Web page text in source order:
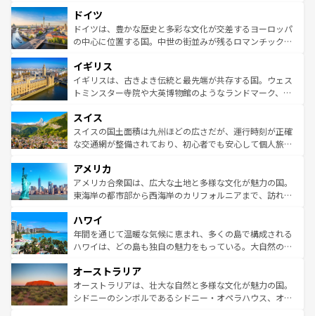
せる。地方によって風土や気候が異なるスペインはその個
性で訪れる人を魅了する。 なお、新着のスペイン情報は コ
ンテンツ一覧を参照してほしい。
で、幅広い魅力が詰まっている。華麗な宮殿、歴史的な大
聖堂、美しいビーチ、そして豊かな自然が、訪れる者を心
から魅了する。また、フランスは美食の国としても知ら
いる。シャンパンの発祥地であるランス、プロヴァンスの
香り高いラベンダー畑など、多彩な楽しみ方が可能だ。さ
らに、パリ以外の地域にも魅力が溢れており、どの街角に
れる地方に足を運ぶとそれぞれで全く異なる文化を体験で
きるだろう。 なお、新着のフランス情報はコンテンツ一覧
を参照してほしい。
ドイツ
ドイツは、豊かな歴史と多彩な文化が交差するヨーロッパ
の中心に位置する国。中世の街並みが残るロマンチック街
顔を持つこの国は、どこを歩いても飽きることがない。ベ
ルリンの文化的活気、バイエルン州のアルプスの絶景、そ
してライン川沿いのワイン畑といった風景は必見。ビール
は、お酒好きな人にはぜひ体験してほしい。 なお、新着の
ドイツ情報はコンテンツ一覧を参照してほしい。
イギリス
イギリスは、古きよき伝統と最先端が共存する国。ウェス
トミンスター寺院や大英博物館のようなランドマーク、歴
リアごとに異なる魅力がある。また、優雅なアフタヌーン
ティー、ビール好きにはたまらない英国パブ、サッカー観
戦など、本場だからこそできる体験も豊富。イギリスを旅
ンツ一覧を参照してほしい。
スイス
スイスの国土面積は九州ほどの広さだが、運行時刻が正確
な交通網が整備されており、初心者でも安心して個人旅行
の建物がそのまま残る町や、スイスならではのユニークな
博物館もあり、アルプス観光だけでなく町歩きも満喫する
ことができる。国民の所得が高いため物価も高いが、旅行
ば市内交通費無料で観光を楽しむこともできる。 なお、新
着のスイス情報はコンテンツ一覧 を参照してほしい。
アメリカ
アメリカ合衆国は、広大な土地と多様な文化が魅力の国。
東海岸の都市部から西海岸のカリフォルニアまで、訪れる
のような巨大都市は、観光、ショッピング、エンターテイ
ンメントが詰まった刺激的なスポットだ。一方、アメリカ
西部には大自然が広がり、グランドキャニオンやイエロー
部のニューオーリンズでは、音楽と美食が融合した独特の
文化が魅力。旅行者はアメリカの各地域で異なる魅力を楽
しみながら、その多様性と豊かな歴史を感じることができ
ハワイ
年間を通じて温暖な気候に恵まれ、多くの島で構成される
ハワイは、どの島も独自の魅力をもっている。大自然の神
ワイ島は見逃せない。また、定番の観光地といえばオアフ
島だが、静かな自然を求めるならマウイ島やカウアイ島が
おすすめ。エメラルドグリーンに輝く海をはじめ、豊かな
オーストラリア
オーストラリアは、壮大な自然と多様な文化が魅力の国。
シドニーのシンボルであるシドニー・オペラハウス、オー